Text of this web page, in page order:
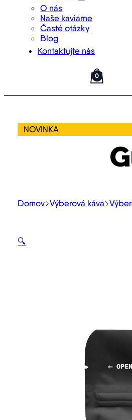
O nás
Naše kaviarne
Časté otázky
Blog
Kontaktujte nás
0
NOVINKA
Domov Výberová káva
🔍